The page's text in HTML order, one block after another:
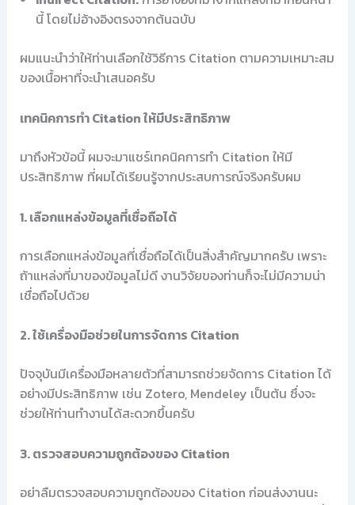
นี้ โดยไม่อ้างอิงตรงจากต้นฉบับ
ผมแนะนำว่าให้ท่านเลือกใช้วิธีการ Citation ตามความเหมาะสม
ของเนื้อหาที่จะนำเสนอครับ
เทคนิคการทำ Citation ให้มีประสิทธิภาพ
มาถึงหัวข้อนี้ ผมจะมาแชร์เทคนิคการทำ Citation ให้มี
ประสิทธิภาพ ที่ผมได้เรียนรู้จากประสบการณ์จริงครับผม
1. เลือกแหล่งข้อมูลที่เชื่อถือได้
การเลือกแหล่งข้อมูลที่เชื่อถือได้เป็นสิ่งสำคัญมากครับ เพราะ
ถ้าแหล่งที่มาของข้อมูลไม่ดี งานวิจัยของท่านก็จะไม่มีความน่า
เชื่อถือไปด้วย
2. ใช้เครื่องมือช่วยในการจัดการ Citation
ปัจจุบันมีเครื่องมือหลายตัวที่สามารถช่วยจัดการ Citation ได้
อย่างมีประสิทธิภาพ เช่น Zotero, Mendeley เป็นต้น ซึ่งจะ
ช่วยให้ท่านทำงานได้สะดวกขึ้นครับ
3. ตรวจสอบความถูกต้องของ Citation
อย่าลืมตรวจสอบความถูกต้องของ Citation ก่อนส่งงานนะ